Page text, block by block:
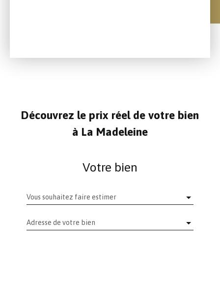
Découvrez le prix réel de votre bien
à La Madeleine
Votre bien
Vous souhaitez faire estimer
Adresse de votre bien